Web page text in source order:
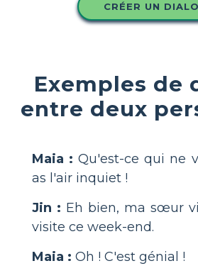
CRÉER UN
Exemples de
entre deux
Maia : Qu'est-ce qui ne
as l'air inquiet !
Jin : Eh bien, ma sœur
visite ce week-end.
Maia : Oh ! C'est génial !